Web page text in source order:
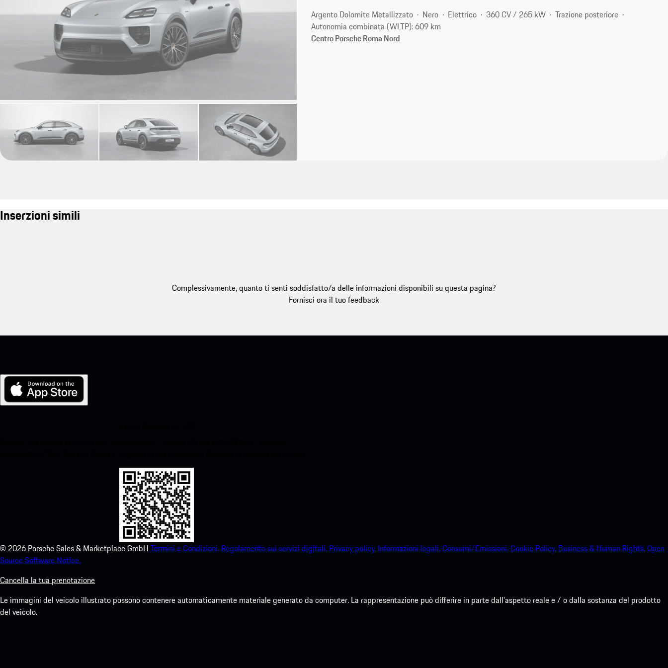
Argento Dolomite Metallizzato Nero Elettrico 360 CV / 265 kW
Trazione posteriore
Autonomia combinata (WLTP): 609 km
Centro Porsche Roma Nord
Inserzioni simili
Complessivamente, quanto ti senti soddisfatto/a delle informazioni disponibili su questa pagina?
Fornisci ora il tuo feedback
© 2026 Porsche Sales & Marketplace GmbH Termini e Condizioni. Regolamento sui servizi digitali. Privacy policy. Informazioni legali.Consumi/Emissioni.Cookie Policy. Business & Human Rights.Open
Source Software Notice.
Cancella la tua prenotazione
Le immagini del veicolo illustrato possono contenere automaticamente materiale generato da computer. La rappresentazione può differire in parte dall'aspetto reale e / o dalla sostanza del prodotto
del veicolo.